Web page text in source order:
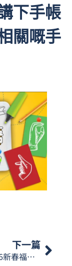
下手帳
關嘅手
下一篇
2026新春福包派送活動🏮🧧